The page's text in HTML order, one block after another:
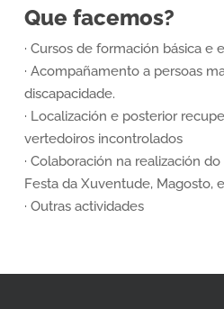
Que facemos?
· Cursos de formación básica e
· Acompañamento a persoas
discapacidade.
· Localización e posterior
vertedoiros incontrolados
· Colaboración na realización
Festa da Xuventude, Magosto,
· Outras actividades